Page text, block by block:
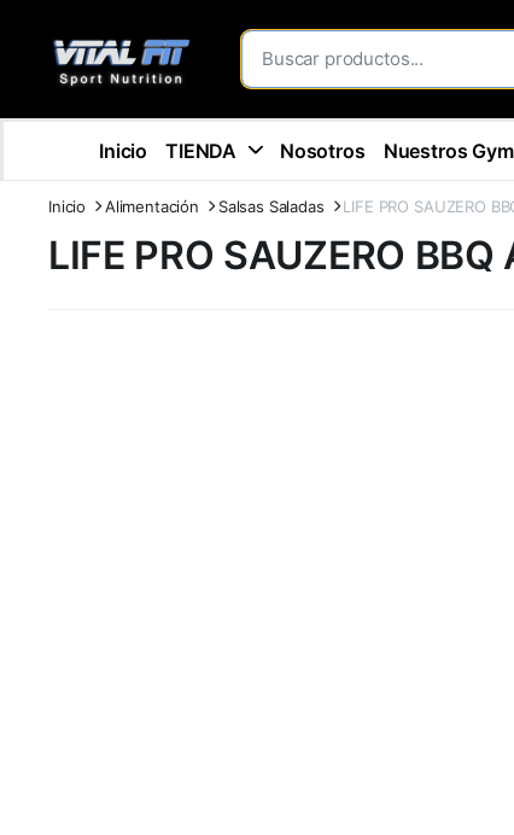
Inicio TIENDA Nosotros Nuestros
Inicio Alimentación Salsas Saladas LIFE PRO SAUZERO
LIFE PRO SAUZERO